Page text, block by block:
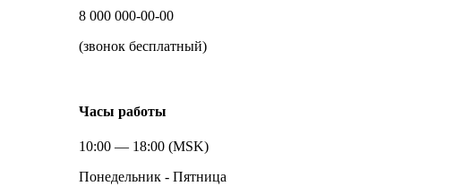
8 000 000-00-00
(звонок бесплатный)
Часы работы
10:00 — 18:00 (MSK)
Понедельник - Пятница